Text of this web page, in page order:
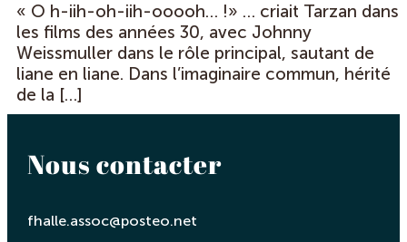
« O h-iih-oh-iih-ooooh… !» … criait Tarzan dans
les films des années 30, avec Johnny
Weissmuller dans le rôle principal, sautant de
liane en liane. Dans l’imaginaire commun, hérité
de la […]
Nous contacter
fhalle.assoc@posteo.net